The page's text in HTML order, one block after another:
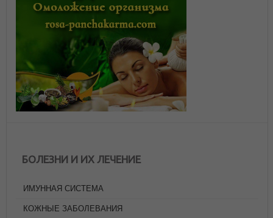
БОЛЕЗНИ И ИХ ЛЕЧЕНИЕ
ИМУННАЯ СИСТЕМА
КОЖНЫЕ ЗАБОЛЕВАНИЯ